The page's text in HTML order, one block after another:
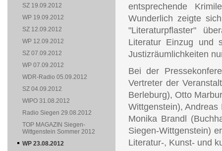
entsprechende
Wunderlich zeigte
"Literaturpflaster"
Literatur Einzug und
Justizräumlichkeiten
Bei der
Vertreter der
Berleburg), Otto
Wittgenstein), Andreas
Monika Brandl
Siegen-Wittgenstein)
Literatur-, Kunst- und
SZ 19.09.2012
WP 19.09.2012
SZ 12.09.2012
WP 12.09.2012
SZ 07.09.2012
WP 07.09.2012
WDR-Radio 05.09.2012
SZ 04.09.2012
WIPO 31.08.2012
Radio Siegen 29.08.2012
TOP MAGAZIN Siegen-
Wittgenstein Sommer 2012
WP 23.08.2012